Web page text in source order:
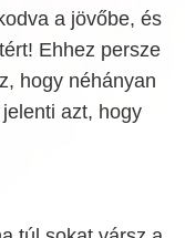
a jövőbe, és
Ehhez persze
hogy néhányan
azt, hogy